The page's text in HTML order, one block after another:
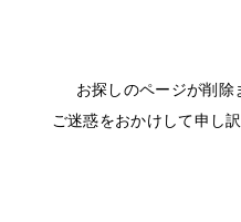
お探しのページが削
ご迷惑をおかけして申し